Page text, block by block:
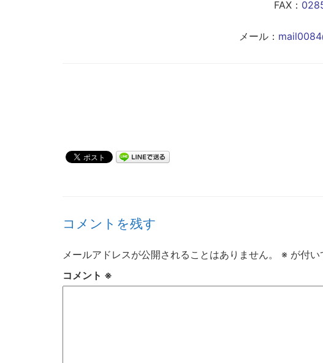
FAX：
メール：
コメントを残す
メールアドレスが公開されることはありません。 ※ が付い
コメント ※